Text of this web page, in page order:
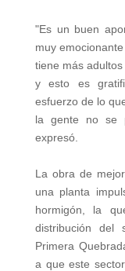
"Es un buen
muy
tiene más adultos
y esto es
esfuerzo de lo
la gente no se
expresó.
La obra de
una planta
hormigón, la
distribución del
Primera
a que este